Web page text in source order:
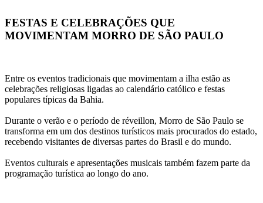
FESTAS E CELEBRAÇÕES QUE
MOVIMENTAM MORRO DE SÃO PAULO
Entre os eventos tradicionais que movimentam a ilha estão as
celebrações religiosas ligadas ao calendário católico e festas
populares típicas da Bahia.
Durante o verão e o período de réveillon, Morro de São Paulo se
transforma em um dos destinos turísticos mais procurados do estado,
recebendo visitantes de diversas partes do Brasil e do mundo.
Eventos culturais e apresentações musicais também fazem parte da
programação turística ao longo do ano.